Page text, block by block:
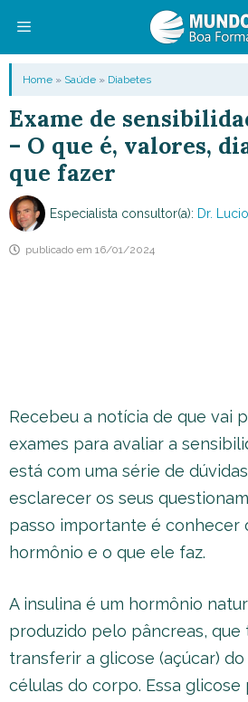
conteúdo
Menu
Home » Saúde » Diabetes
Exame de
– O que é, valores,
que fazer
Especialista consultor(a): Dr.
publicado em 16/01/2024
Recebeu a notícia de que vai
exames para avaliar a
está com uma série de
esclarecer os seus
passo importante é conhecer
hormônio e o que ele faz.
A insulina é um hormônio
produzido pelo pâncreas, que
transferir a glicose (açúcar)
células do corpo. Essa